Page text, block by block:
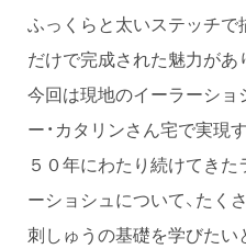
ふっくらと太いステッチで
だけで完成された魅力があ
今回は現地のイーラーシ
ー・カタリンさん宅で実現
５０年にわたり続けてき
ーショシュについて、たく
刺しゅうの基礎を学びたい